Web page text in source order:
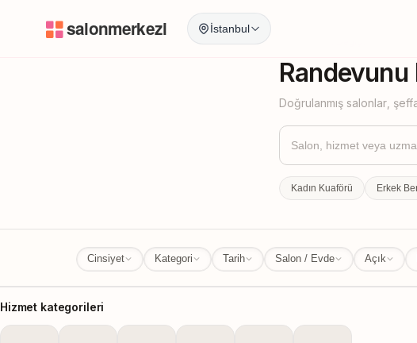
İstanbul
Doğrulanmış salonlar,
Kadın Kuaförü Erkek
Cinsiyet Kategori Tarih Salon / Evde Açık
Hizmet kategorileri